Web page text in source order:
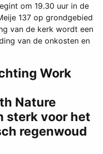
om 19.30 uur in de
137 op grondgebied
van de kerk wordt een
van de onkosten en
Work
Nature
sterk voor het
regenwoud